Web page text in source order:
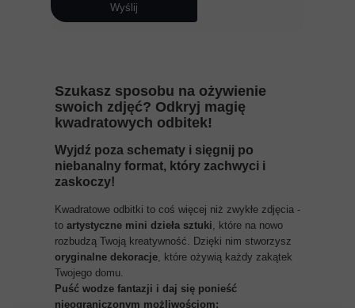
Wyślij
Szukasz sposobu na ożywienie
swoich zdjęć? Odkryj magię
kwadratowych odbitek!
Wyjdź poza schematy i sięgnij po
niebanalny format, który zachwyci i
zaskoczy!
Kwadratowe odbitki to coś więcej niż zwykłe zdjęcia -
to artystyczne mini dzieła sztuki, które na nowo
rozbudzą Twoją kreatywność. Dzięki nim stworzysz
oryginalne dekoracje, które ożywią każdy zakątek
Twojego domu.
Puść wodze fantazji i daj się ponieść
nieograniczonym możliwościom: